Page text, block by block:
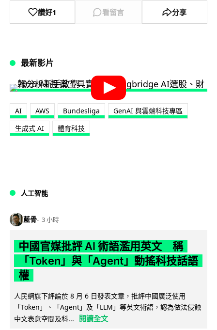
讚好1 看留言 分享
最新影片
AI AWS Bundesliga
GenAI 與雲端科技專區
生成式 AI
體育科技
人工智能
藍骨 3 小時
中國官媒批評 AI 術語濫用英文 稱
「Token」與「Agent」動搖科技話語
權
人民網旗下評論於 8 月 6 日發表文章，批評中國廣泛使用
「Token」、「Agent」及「LLM」等英文術語，認為做法侵蝕
中文表意空間及科...
閱讀全文